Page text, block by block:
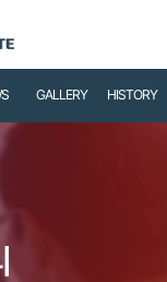
GALLERY HISTORY